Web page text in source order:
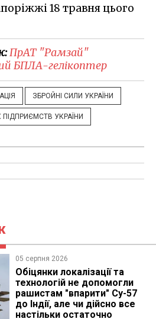
18 травня цього
ПрАТ "Рамзай"
БПЛА-гелікоптер
ЗБРОЙНІ СИЛИ УКРАЇНИ
УКРАЇНИ
05 серпня 2026
Обіцянки локалізації та
технологій не допомогли
рашистам "впарити" Су-57
до Індії, але чи дійсно все
настільки остаточно